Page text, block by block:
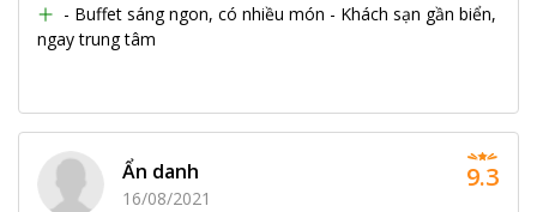
- Buffet sáng ngon, có nhiều món - Khách sạn gần biển,
ngay trung tâm
Ẩn danh
16/08/2021
9.3